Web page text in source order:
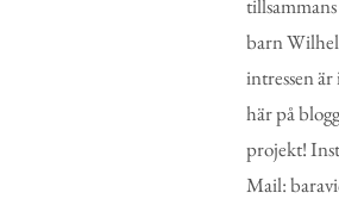
barn
intressen
här på
projekt!
Mail: